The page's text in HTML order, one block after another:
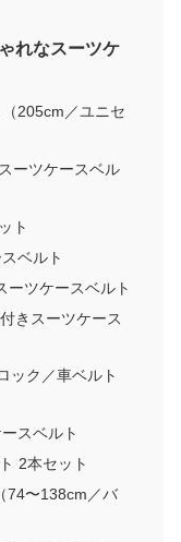
れなスーツケ
205cm／ユニセ
ーツケースベル
ト
ベルト
ーツケースベルト
きスーツケース
ック／車ベルト
スベルト
2本セット
74〜138cm／バ